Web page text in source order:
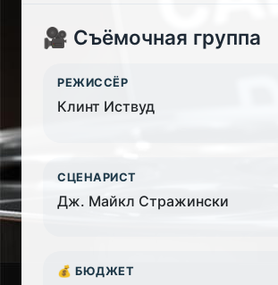
🎥 Съёмочная группа
РЕЖИССЁР
Клинт Иствуд
СЦЕНАРИСТ
Дж. Майкл Стражински
💰 БЮДЖЕТ